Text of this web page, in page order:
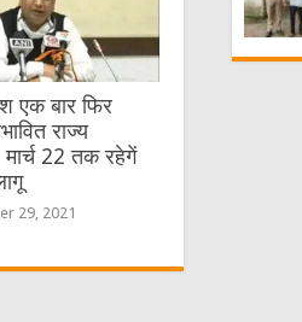
एक बार फिर
राज्य
मार्च 22 तक रहेगें
29, 2021